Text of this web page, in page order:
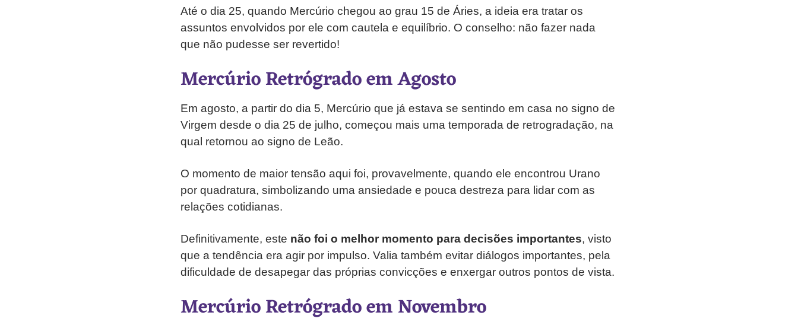
Até o dia 25, quando Mercúrio chegou ao grau 15 de Áries, a ideia era tratar os
assuntos envolvidos por ele com cautela e equilíbrio. O conselho: não fazer nada
que não pudesse ser revertido!
Mercúrio Retrógrado em Agosto
Em agosto, a partir do dia 5, Mercúrio que já estava se sentindo em casa no signo de
Virgem desde o dia 25 de julho, começou mais uma temporada de retrogradação, na
qual retornou ao signo de Leão.
O momento de maior tensão aqui foi, provavelmente, quando ele encontrou Urano
por quadratura, simbolizando uma ansiedade e pouca destreza para lidar com as
relações cotidianas.
Definitivamente, este não foi o melhor momento para decisões importantes, visto
que a tendência era agir por impulso. Valia também evitar diálogos importantes, pela
dificuldade de desapegar das próprias convicções e enxergar outros pontos de vista.
Mercúrio Retrógrado em Novembro